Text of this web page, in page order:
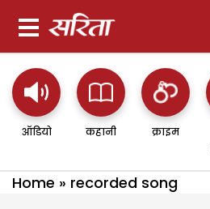
ऑडियो कहानी क्राइम
Home » recorded song